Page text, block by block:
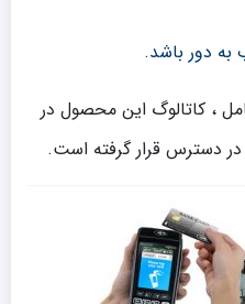
به دور باشد.
، کاتالوگ این محصول در
دسترس قرار گرفته است.